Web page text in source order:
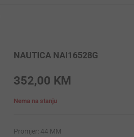
NAUTICA NAI16528G
352,00 KM
Nema na stanju
Promjer: 44 MM